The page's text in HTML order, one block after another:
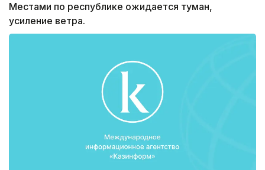
Местами по республике ожидается туман,
усиление ветра.